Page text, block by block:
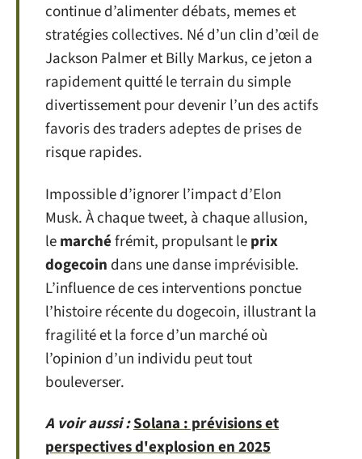
continue d’alimenter débats, memes et
stratégies collectives. Né d’un clin d’œil de
Jackson Palmer et Billy Markus, ce jeton a
rapidement quitté le terrain du simple
divertissement pour devenir l’un des actifs
favoris des traders adeptes de prises de
risque rapides.
Impossible d’ignorer l’impact d’Elon
Musk. À chaque tweet, à chaque allusion,
lemarchéfrémit, propulsant leprix
dogecoin dans une danse imprévisible.
L’influence de ces interventions ponctue
l’histoire récente du dogecoin, illustrant la
fragilité et la force d’un marché où
l’opinion d’un individu peut tout
bouleverser.
A voir aussi :Solana : prévisions et
perspectives d'explosion en 2025